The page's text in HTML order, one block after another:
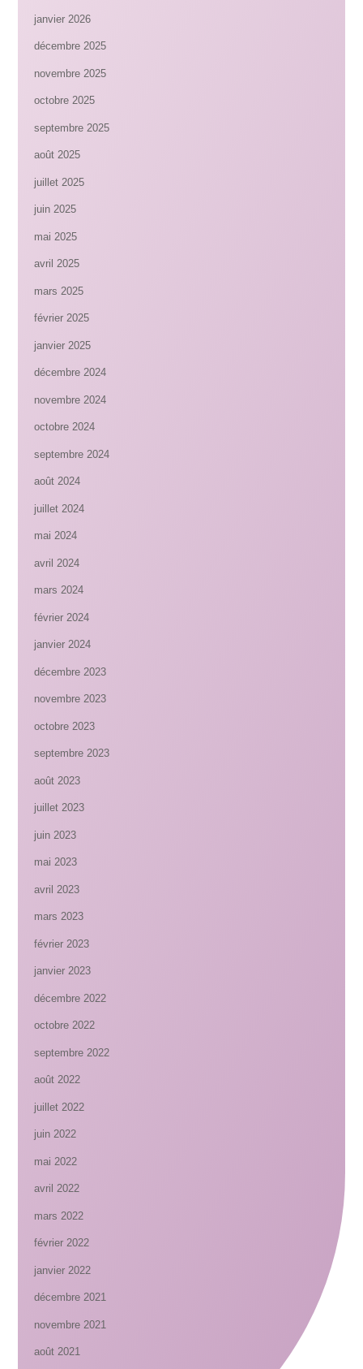
janvier 2026
décembre 2025
novembre 2025
octobre 2025
septembre 2025
août 2025
juillet 2025
juin 2025
mai 2025
avril 2025
mars 2025
février 2025
janvier 2025
décembre 2024
novembre 2024
octobre 2024
septembre 2024
août 2024
juillet 2024
mai 2024
avril 2024
mars 2024
février 2024
janvier 2024
décembre 2023
novembre 2023
octobre 2023
septembre 2023
août 2023
juillet 2023
juin 2023
mai 2023
avril 2023
mars 2023
février 2023
janvier 2023
décembre 2022
octobre 2022
septembre 2022
août 2022
juillet 2022
juin 2022
mai 2022
avril 2022
mars 2022
février 2022
janvier 2022
décembre 2021
novembre 2021
août 2021